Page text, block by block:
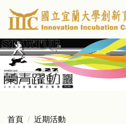
跳
到
主
要
內
容
區
首頁 近期活動